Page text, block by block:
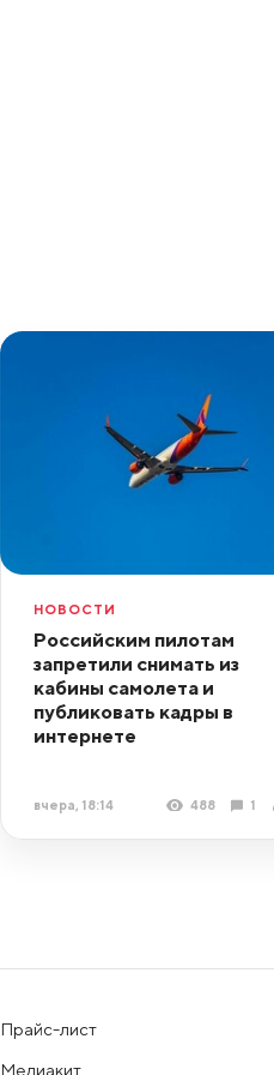
НОВОСТИ
Российским пилотам
запретили снимать из
кабины самолета и
публиковать кадры в
интернете
вчера, 18:14 488 1
Прайс-лист
Медиакит